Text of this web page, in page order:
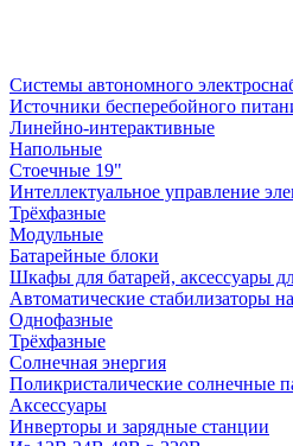
Системы автономного
Источники бесперебойного
Линейно-интерактивные
Напольные
Стоечные 19"
Интеллектуальное управление
Трёхфазные
Модульные
Батарейные блоки
Шкафы для батарей, аксессуары
Автоматические стабилизаторы
Однофазные
Трёхфазные
Солнечная энергия
Поликристалические солнечные
Аксессуары
Инверторы и зарядные станции